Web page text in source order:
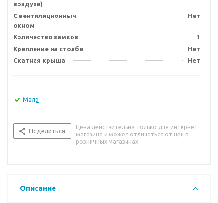
воздухе)
С вентиляционным
окном
Нет
Количество замков
1
Крепление на столбе
Нет
Скатная крыша
Нет
Мало
Поделиться
Цена действительна только для интернет-
магазина и может отличаться от цен в
розничных магазинах
Описание